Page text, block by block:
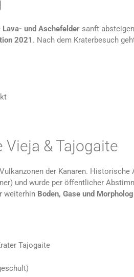
Lava- und Aschefelder sanft
2021 . Nach dem Kraterbesuch
& Tajogaite
der Kanaren. Historische
und wurde per öffentlicher
weiterhin Boden, Gase und
Tajogaite